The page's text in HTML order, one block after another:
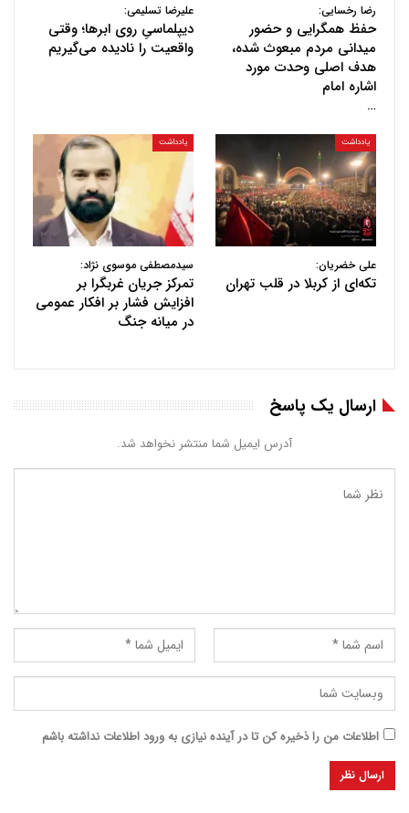
رضا رخسایی:
حفظ همگرایی و حضور
میدانی مردم مبعوث شده،
هدف اصلی وحدت مورد
اشاره امام
…
علیرضا تسلیمی:
دیپلماسیِ روی ابرها؛ وقتی
واقعیت را نادیده می‌گیریم
یادداشت
علی خضریان:
تکه‌ای از کربلا در قلب تهران
یادداشت
سیدمصطفی موسوی نژاد:
تمرکز جریان غربگرا بر
افزایش فشار بر افکار عمومی
در میانه جنگ
ارسال یک پاسخ
آدرس ایمیل شما منتشر نخواهد شد.
اطلاعات من را ذخیره کن تا در آینده نیازی به ورود اطلاعات نداشته باشم